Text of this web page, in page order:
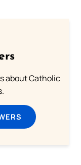
about Catholic